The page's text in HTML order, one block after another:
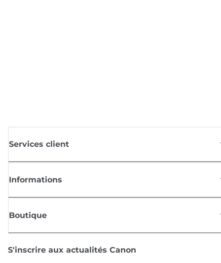
Services client
Informations
Boutique
S'inscrire aux actualités Canon